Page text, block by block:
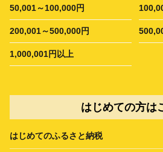
50,001～100,000円
200,001～500,000円
1,000,001円以上
はじめての方は
はじめてのふるさと納税